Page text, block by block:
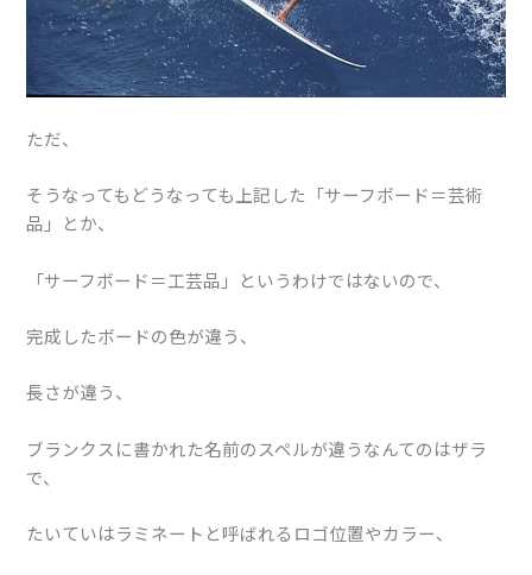
ただ、
そうなってもどうなっても上記した「サーフボード＝芸術
品」とか、
「サーフボード＝工芸品」というわけではないので、
完成したボードの色が違う、
長さが違う、
ブランクスに書かれた名前のスペルが違うなんてのはザラ
で、
たいていはラミネートと呼ばれるロゴ位置やカラー、